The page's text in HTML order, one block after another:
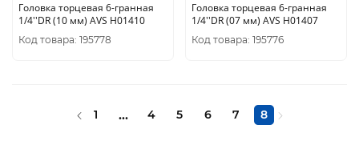
Головка торцевая 6-гранная
1/4''DR (10 мм) AVS H01410
Код товара: 195778
Головка торцевая 6-гранная
1/4''DR (07 мм) AVS H01407
Код товара: 195776
1 ... 4 5 6 7 8